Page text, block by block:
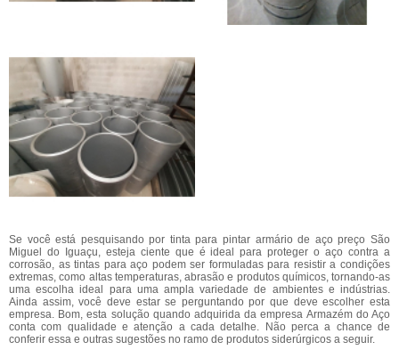
Se você está pesquisando por tinta para pintar armário de aço preço São
Miguel do Iguaçu, esteja ciente que é ideal para proteger o aço contra a
corrosão, as tintas para aço podem ser formuladas para resistir a condições
extremas, como altas temperaturas, abrasão e produtos químicos, tornando-as
uma escolha ideal para uma ampla variedade de ambientes e indústrias.
Ainda assim, você deve estar se perguntando por que deve escolher esta
empresa. Bom, esta solução quando adquirida da empresa Armazém do Aço
conta com qualidade e atenção a cada detalhe. Não perca a chance de
conferir essa e outras sugestões no ramo de produtos siderúrgicos a seguir.